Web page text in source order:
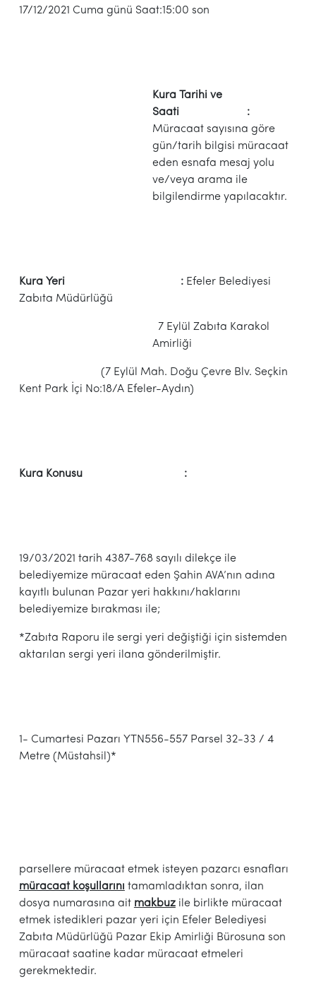
17/12/2021 Cuma günü Saat:15:00 son
Kura Tarihi ve
Saati :
Müracaat sayısına göre
gün/tarih bilgisi müracaat
eden esnafa mesaj yolu
ve/veya arama ile
bilgilendirme yapılacaktır.
Kura Yeri : Efeler Belediyesi
Zabıta Müdürlüğü
7 Eylül Zabıta Karakol
Amirliği
(7 Eylül Mah. Doğu Çevre Blv. Seçkin
Kent Park İçi No:18/A Efeler-Aydın)
Kura Konusu :
19/03/2021 tarih 4387-768 sayılı dilekçe ile
belediyemize müracaat eden Şahin AVA’nın adına
kayıtlı bulunan Pazar yeri hakkını/haklarını
belediyemize bırakması ile;
*Zabıta Raporu ile sergi yeri değiştiği için sistemden
aktarılan sergi yeri ilana gönderilmiştir.
1- Cumartesi Pazarı YTN556-557 Parsel 32-33 / 4
Metre (Müstahsil)*
parsellere müracaat etmek isteyen pazarcı esnafları
müracaat koşullarını tamamladıktan sonra, ilan
dosya numarasına ait makbuzile birlikte müracaat
etmek istedikleri pazar yeri için Efeler Belediyesi
Zabıta Müdürlüğü Pazar Ekip Amirliği Bürosuna son
müracaat saatine kadar müracaat etmeleri
gerekmektedir.